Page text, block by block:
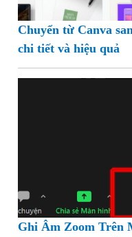
Chuyển từ Canva
chi tiết và hiệu quả
Ghi Âm Zoom Trên